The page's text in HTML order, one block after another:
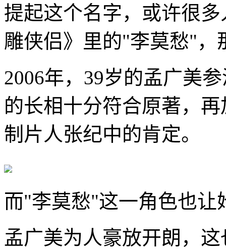
提起这个名字，或许很
雕侠侣》里的"李莫愁"，
2006年，39岁的孟广美
的长相十分符合原著，
制片人张纪中的肯定。
而"李莫愁"这一角色也让
孟广美为人豪放开朗，